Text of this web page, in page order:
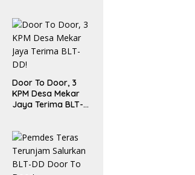
Door To Door, 3
KPM Desa Mekar
Jaya Terima BLT-